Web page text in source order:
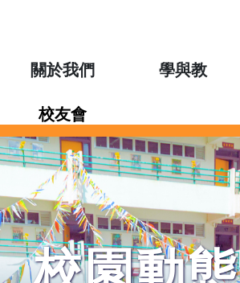
關於我們 學與教
校友會
校園動態